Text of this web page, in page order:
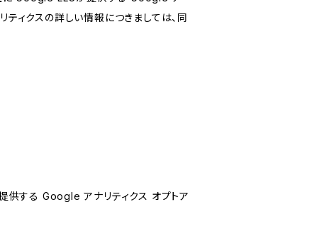
ィクスの詳しい情報につきましては、同
供する Google アナリティクス オプトア